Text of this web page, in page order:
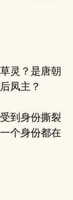
灵？是唐朝
凤主？
到身份撕裂
个身份都在